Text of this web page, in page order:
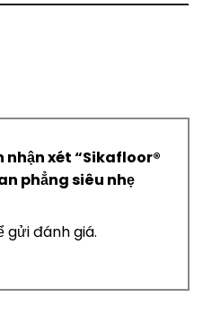
xét “ Sikafloor®
phẳng siêu nhẹ
gửi đánh giá.